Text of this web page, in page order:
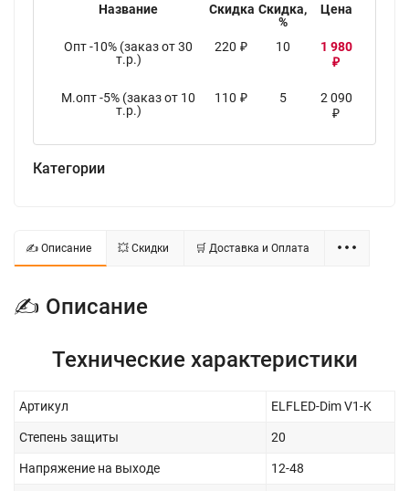
Название Скидка Скидка,
%
Цена
Опт -10% (заказ от 30
т.р.)
220 ₽ 10 1 980
₽
М.опт -5% (заказ от 10
т.р.)
110 ₽ 5 2 090
₽
Категории
✍ Описание 💥 Скидки 🛒 Доставка и Оплата
✍ Описание
Технические характеристики
Артикул ELFLED-Dim V1-K
Степень защиты 20
Напряжение на выходе 12-48